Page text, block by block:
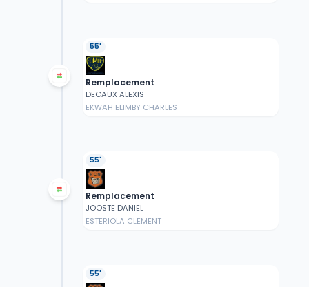
55'
Remplacement
DECAUX ALEXIS
EKWAH ELIMBY CHARLES
55'
Remplacement
JOOSTE DANIEL
ESTERIOLA CLEMENT
55'